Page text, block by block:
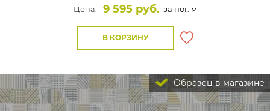
Цена:
9 595 руб. за пог. м
В КОРЗИНУ
Образец в магазине